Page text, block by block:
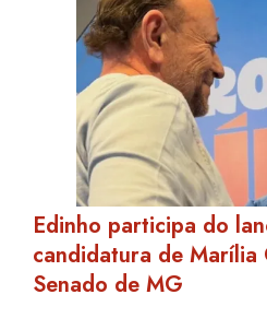
Edinho participa do
candidatura de Marília
Senado de MG